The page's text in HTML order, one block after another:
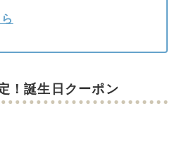
！誕生日クーポン